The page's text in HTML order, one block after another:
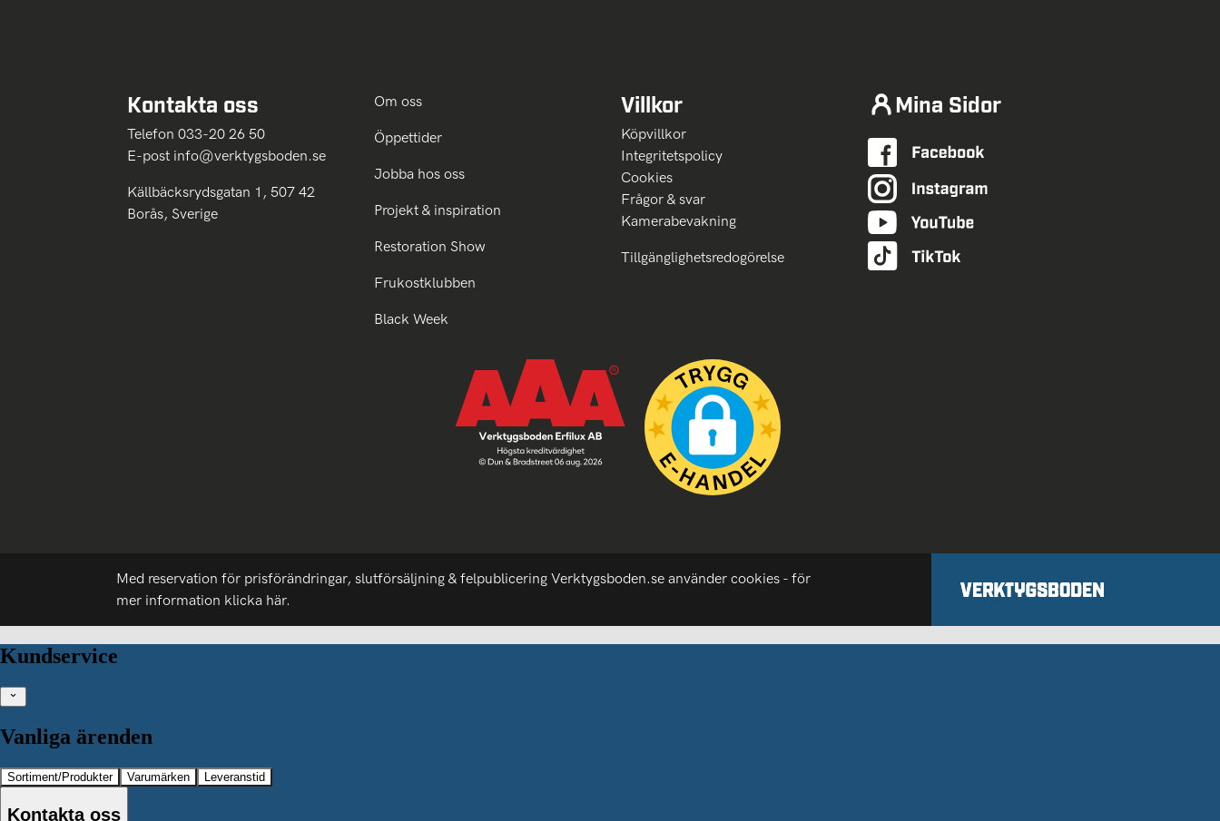
Kontakta oss
Telefon 033-20 26 50
E-post info@verktygsboden.se
Källbäcksrydsgatan 1, 507 42
Borås, Sverige
Om oss
Öppettider
Jobba hos oss
Projekt & inspiration
Restoration Show
Frukostklubben
Black Week
Villkor
Köpvillkor
Integritetspolicy
Cookies
Frågor & svar
Kamerabevakning
Tillgänglighetsredogörelse
Mina Sidor
Med reservation för prisförändringar, slutförsäljning & felpublicering Verktygsboden.se använder cookies - för
mer information klicka här.